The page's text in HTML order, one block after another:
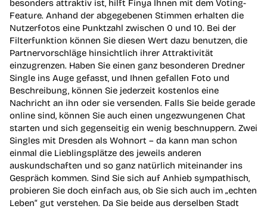
besonders attraktiv ist, hilft Finya Ihnen mit dem Voting-
Feature. Anhand der abgegebenen Stimmen erhalten die
Nutzerfotos eine Punktzahl zwischen 0 und 10. Bei der
Filterfunktion können Sie diesen Wert dazu benutzen, die
Partnervorschläge hinsichtlich ihrer Attraktivität
einzugrenzen. Haben Sie einen ganz besonderen Dredner
Single ins Auge gefasst, und Ihnen gefallen Foto und
Beschreibung, können Sie jederzeit kostenlos eine
Nachricht an ihn oder sie versenden. Falls Sie beide gerade
online sind, können Sie auch einen ungezwungenen Chat
starten und sich gegenseitig ein wenig beschnuppern. Zwei
Singles mit Dresden als Wohnort – da kann man schon
einmal die Lieblingsplätze des jeweils anderen
auskundschaften und so ganz natürlich miteinander ins
Gespräch kommen. Sind Sie sich auf Anhieb sympathisch,
probieren Sie doch einfach aus, ob Sie sich auch im „echten
Leben“ gut verstehen. Da Sie beide aus derselben Stadt